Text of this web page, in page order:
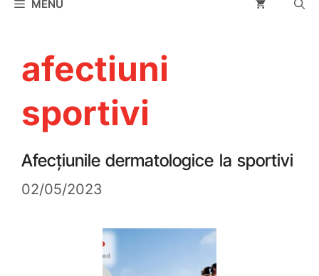
MENU
afectiuni
sportivi
Afecțiunile dermatologice la sportivi
02/05/2023